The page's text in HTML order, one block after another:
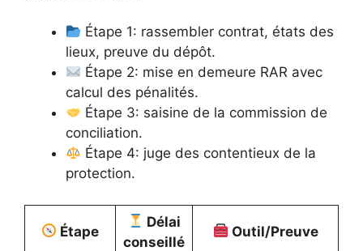
Étape 1: rassembler contrat, états des
lieux, preuve du dépôt.
Étape 2: mise en demeure RAR avec
calcul des pénalités.
Étape 3: saisine de la commission de
conciliation.
Étape 4: juge des contentieux de la
protection.
Étape
Délai
conseillé
Outil/Preuve